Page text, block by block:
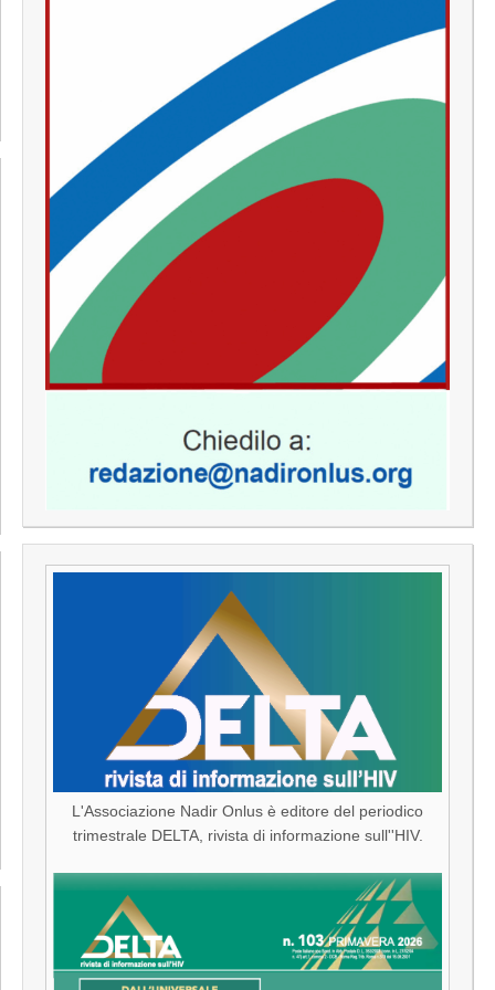
L'Associazione Nadir Onlus è editore del periodico
trimestrale DELTA, rivista di informazione sull''HIV.